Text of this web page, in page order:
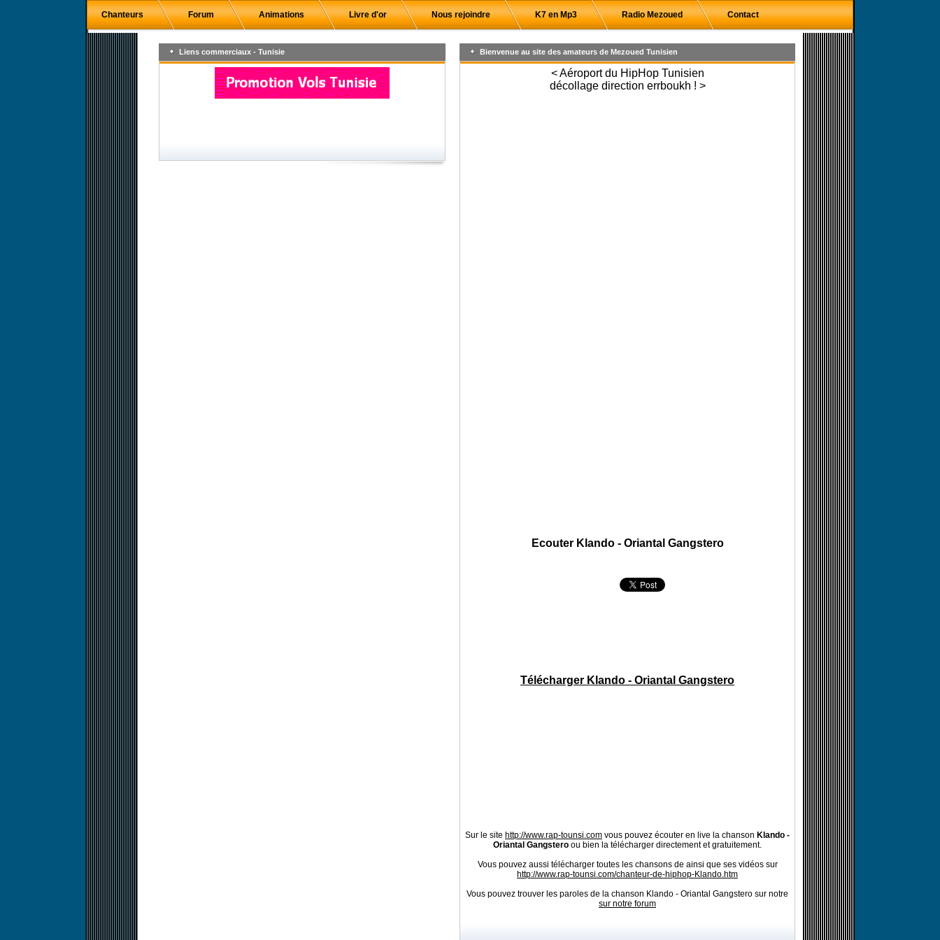
Chanteurs Forum Animations Livre d'or Nous rejoindre K7 en Mp3 Radio Mezoued Contact
Liens commerciaux - Tunisie Bienvenue au site des amateurs de Mezoued Tunisien
< Aéroport du HipHop Tunisien
décollage direction errboukh ! >
Ecouter Klando - Oriantal Gangstero
Télécharger Klando - Oriantal Gangstero
Sur le site http://www.rap-tounsi.com vous pouvez écouter en live la chanson Klando -
Oriantal Gangstero ou bien la télécharger directement et gratuitement.
Vous pouvez aussi télécharger toutes les chansons de ainsi que ses vidéos sur
http://www.rap-tounsi.com/chanteur-de-hiphop-Klando.htm
Vous pouvez trouver les paroles de la chanson Klando - Oriantal Gangstero sur notre
sur notre forum